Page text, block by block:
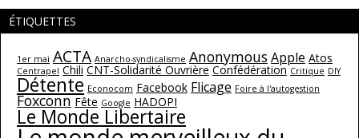
ÉTIQUETTES
1er mai ACTA Anarcho-syndicalisme AnonymousApple Atos
Centrapel Chili CNT-Solidarité Ouvrière Confédération Critique DIY
Détente Econocom Facebook Flicage Foire à l'autogestion
Foxconn Fête Google HADOPI
Le Monde Libertaire